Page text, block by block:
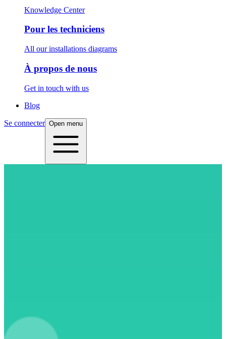
Knowledge Center
Pour les techniciens
All our installations diagrams
À propos de nous
Get in touch with us
Blog
Se connecter Open menu